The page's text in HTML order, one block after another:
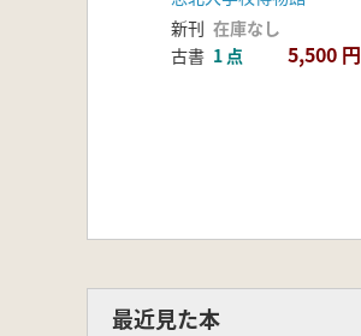
新刊 在庫なし
古書 1 点 5,500 円
最近見た本